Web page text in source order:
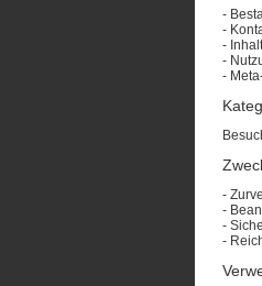
-
-
-
-
-
-
-
-
-